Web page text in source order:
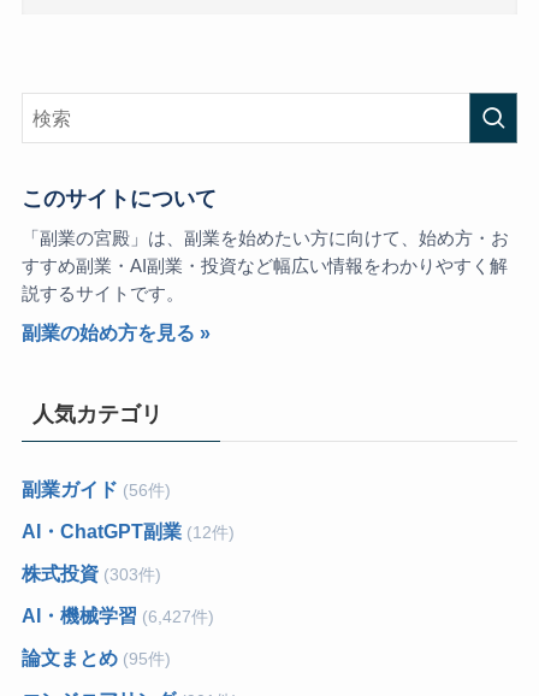
このサイトについて
「副業の宮殿」は、副業を始めたい方に向けて、始め方・お
すすめ副業・AI副業・投資など幅広い情報をわかりやすく解
説するサイトです。
副業の始め方を見る »
人気カテゴリ
副業ガイド (56件)
AI・ChatGPT副業(12件)
株式投資(303件)
AI・機械学習 (6,427件)
論文まとめ(95件)